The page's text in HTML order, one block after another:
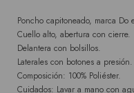
Poncho capitoneado, marca Do
Cuello alto, abertura con cierre.
Delantera con bolsillos.
Laterales con botones a presión.
Composición: 100% Poliéster.
Cuidados: Lavar a mano con